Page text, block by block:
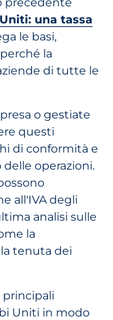
una tassa
le basi,
la
di tutte le
o gestiate
questi
di conformità e
operazioni.
all'IVA degli
analisi sulle
la
tenuta dei
principali
Uniti in modo